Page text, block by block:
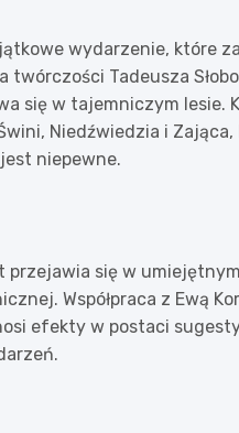
wydarzenie, które
Tadeusza
się w tajemniczym lesie.
Niedźwiedzia i
niepewne.
przejawia się w
Współpraca z Ewą
efekty w postaci